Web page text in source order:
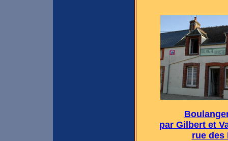
par Gilbert et
rue des